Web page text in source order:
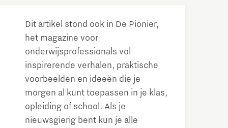
Dit artikel stond ook in De Pionier,
het magazine voor
onderwijsprofessionals vol
inspirerende verhalen, praktische
voorbeelden en ideeën die je
morgen al kunt toepassen in je klas,
opleiding of school. Als je
nieuwsgierig bent kun je alle